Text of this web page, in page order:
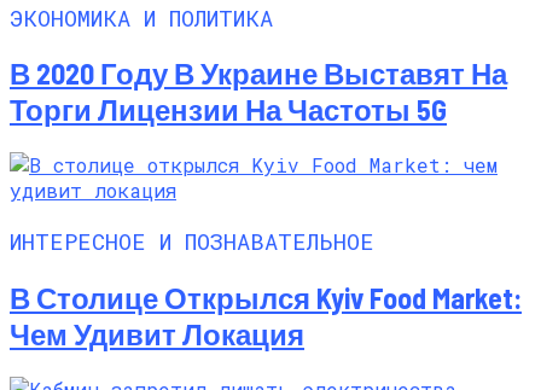
ЭКОНОМИКА И ПОЛИТИКА
В 2020 Году В Украине Выставят На
Торги Лицензии На Частоты 5G
ИНТЕРЕСНОЕ И ПОЗНАВАТЕЛЬНОЕ
В Столице Открылся Kyiv Food Market:
Чем Удивит Локация